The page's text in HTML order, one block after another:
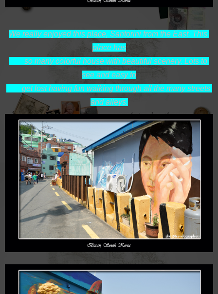
We really enjoyed this place, Santorini from the East. This
place has
see and easy to
and alleys.